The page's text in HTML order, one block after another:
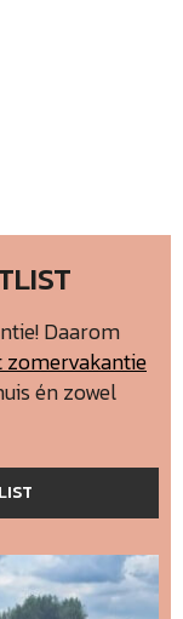
Daarom
én zowel